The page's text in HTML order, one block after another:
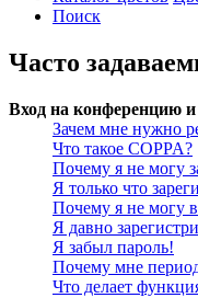
Поиск
Часто
Вход на конференцию и
Зачем мне нужно
Что такое COPPA?
Почему я не могу
Я только что
Почему я не могу
Я давно
Я забыл пароль!
Почему мне
Что делает